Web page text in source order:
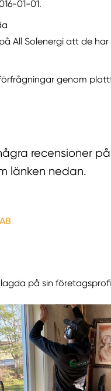
01-01.
All Solenergi att de
genom
recensioner
länken nedan.
på sin